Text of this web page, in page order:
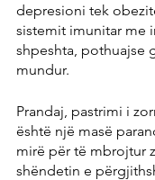
depresioni tek
sistemit imunitar me
shpeshta, pothuajse
mundur.
Prandaj, pastrimi i
është një masë
mirë për të mbrojtur
shëndetin e